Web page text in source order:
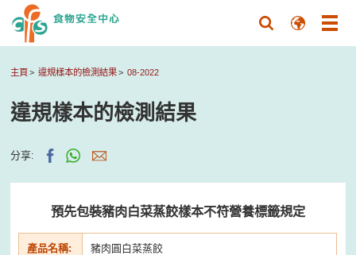
主頁 違規樣本的檢測結果 08-2022
違規樣本的檢測結果
分享:
預先包裝豬肉白菜蒸餃樣本不符營養標籤規定
產品名稱: 豬肉圓白菜蒸餃